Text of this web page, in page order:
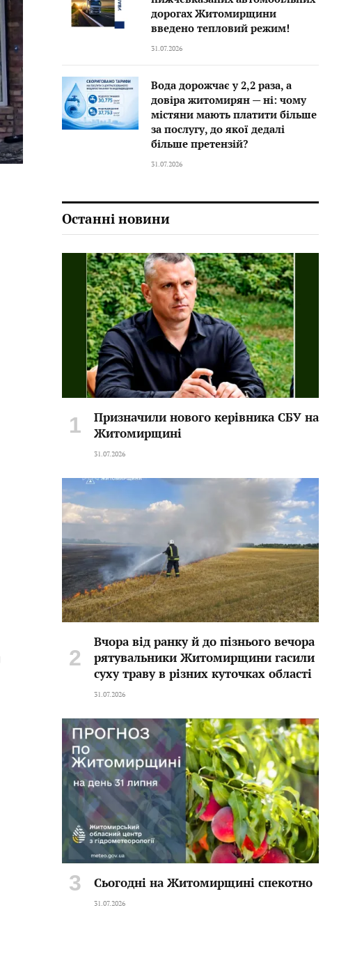
дорогах Житомирщини
введено тепловий режим!
31.07.2026
Вода дорожчає у 2,2 раза, а
довіра житомирян — ні: чому
містяни мають платити більше
за послугу, до якої дедалі
більше претензій?
31.07.2026
Останні новини
Призначили нового керівника СБУ на
Житомирщині
31.07.2026
Вчора від ранку й до пізнього вечора
рятувальники Житомирщини гасили
суху траву в різних куточках області
31.07.2026
Сьогодні на Житомирщині спекотно
31.07.2026